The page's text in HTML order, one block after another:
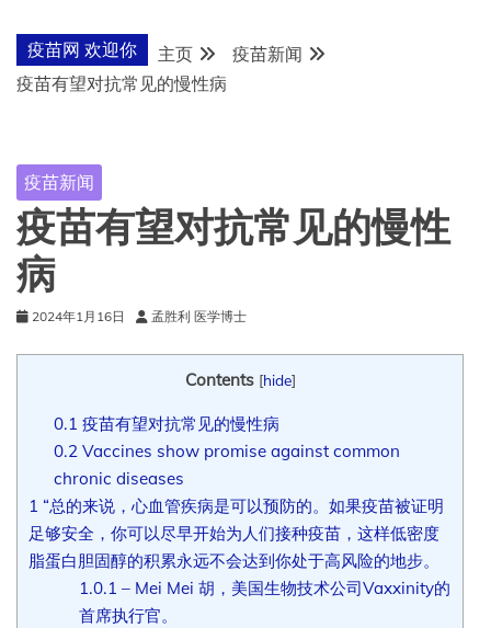
疫苗网 欢迎你 主页
疫苗新闻
疫苗有望对抗常见的慢性病
疫苗新闻
疫苗有望对抗常见的慢性
病
2024年1月16日 孟胜利 医学博士
Contents [hide]
0.1 疫苗有望对抗常见的慢性病
0.2Vaccines show promise against common
chronic diseases
1 “总的来说，心血管疾病是可以预防的。如果疫苗被证明
足够安全，你可以尽早开始为人们接种疫苗，这样低密度
脂蛋白胆固醇的积累永远不会达到你处于高风险的地步。
1.0.1 – Mei Mei 胡，美国生物技术公司Vaxxinity的
首席执行官。